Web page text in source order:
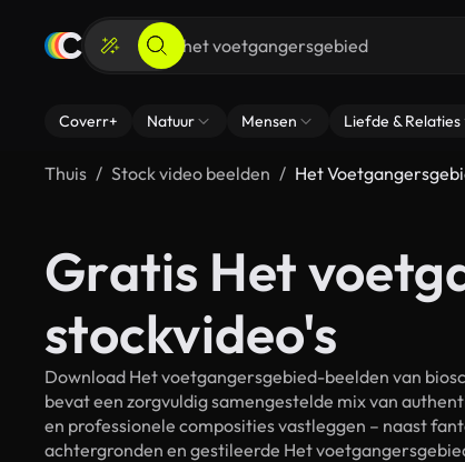
Coverr+ Natuur Mensen Liefde & Relaties
Thuis Stock video beelden Het
Gratis Het
stockvideo's
Download Het voetgangersgebied-beelden van
bevat een zorgvuldig samengestelde mix van
en professionele composities vastleggen – naast
achtergronden en gestileerde Het